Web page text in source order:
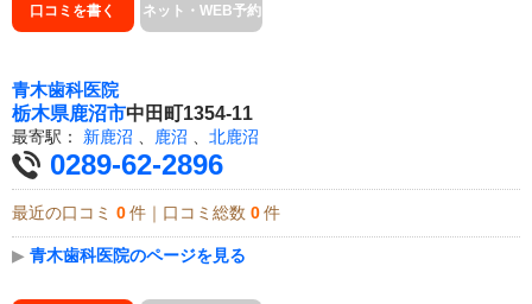
口コミを書く ネット・WEB予約
青木歯科医院
栃木県鹿沼市中田町1354-11
最寄駅： 新鹿沼 鹿沼 北鹿沼
0289-62-2896
最近の口コミ 0 件｜口コミ総数 0 件
▶ 青木歯科医院のページを見る